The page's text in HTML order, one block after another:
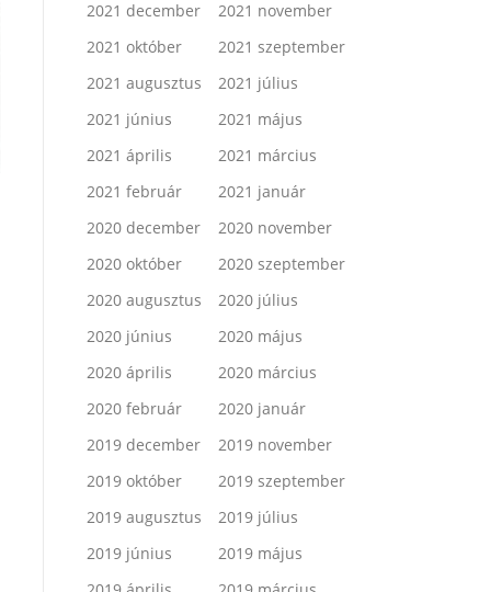
2021 december
2021 november
2021 október
2021 szeptember
2021 augusztus
2021 július
2021 június
2021 május
2021 április
2021 március
2021 február
2021 január
2020 december
2020 november
2020 október
2020 szeptember
2020 augusztus
2020 július
2020 június
2020 május
2020 április
2020 március
2020 február
2020 január
2019 december
2019 november
2019 október
2019 szeptember
2019 augusztus
2019 július
2019 június
2019 május